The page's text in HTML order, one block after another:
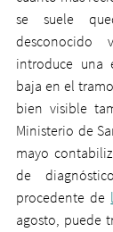
se suele
introduce una
baja en el
bien visible
Ministerio de
mayo
de
procedente de
agosto, puede